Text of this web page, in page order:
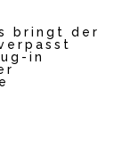
bringt der
in